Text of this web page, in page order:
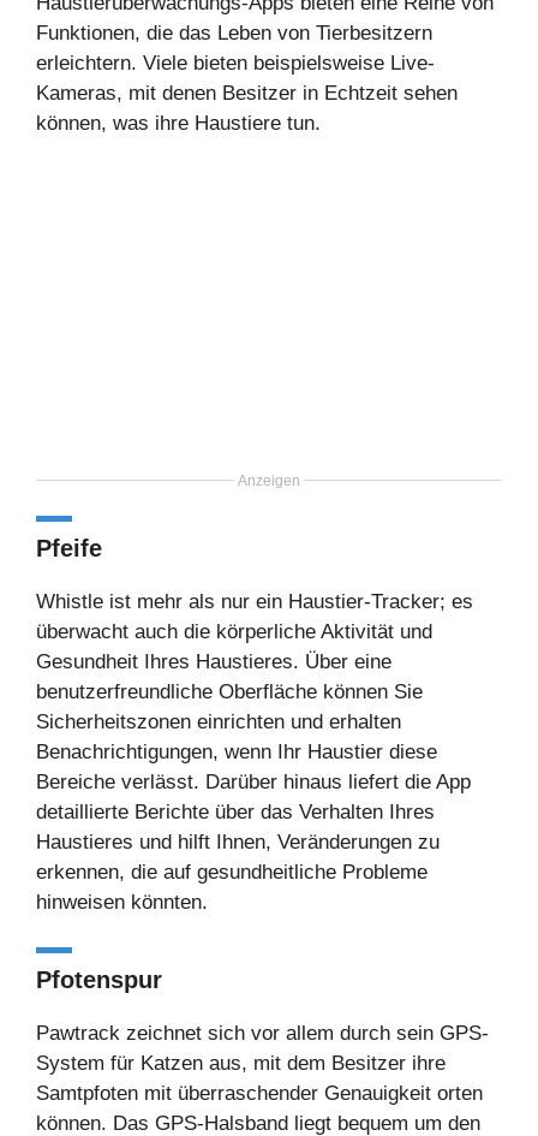
Funktionen, die das Leben von Tierbesitzern
erleichtern. Viele bieten beispielsweise Live-
Kameras, mit denen Besitzer in Echtzeit sehen
können, was ihre Haustiere tun.
Anzeigen
Pfeife
Whistle ist mehr als nur ein Haustier-Tracker; es
überwacht auch die körperliche Aktivität und
Gesundheit Ihres Haustieres. Über eine
benutzerfreundliche Oberfläche können Sie
Sicherheitszonen einrichten und erhalten
Benachrichtigungen, wenn Ihr Haustier diese
Bereiche verlässt. Darüber hinaus liefert die App
detaillierte Berichte über das Verhalten Ihres
Haustieres und hilft Ihnen, Veränderungen zu
erkennen, die auf gesundheitliche Probleme
hinweisen könnten.
Pfotenspur
Pawtrack zeichnet sich vor allem durch sein GPS-
System für Katzen aus, mit dem Besitzer ihre
Samtpfoten mit überraschender Genauigkeit orten
können. Das GPS-Halsband liegt bequem um den